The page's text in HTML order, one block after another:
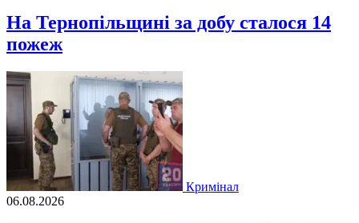
На Тернопільщині за добу сталося 14
пожеж
Кримінал
06.08.2026